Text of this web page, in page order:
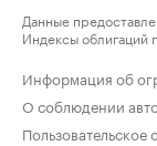
Данные
Индексы облигаций
Информация об
О соблюдении
Пользовательское